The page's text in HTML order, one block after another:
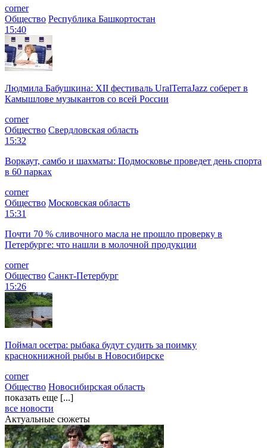
corner
Общество Республика Башкортостан
15:40
Людмила Бабушкина: XII фестиваль UralTerraJazz соберет в
Камышлове музыкантов со всей России
corner
Общество Свердловская область
15:32
Воркаут, самбо и шахматы: Подмосковье проведет день спорта
в 60 парках
corner
Общество Московская область
15:31
Почти 70 % сливочного масла не прошло проверку в
Петербурге: что нашли в молочной продукции
corner
Общество Санкт-Петербург
15:26
Поймал осетра: рыбака будут судить за поимку
краснокнижной рыбы в Новосибирске
corner
Общество Новосибирская область
показать еще [...]
все новости
Актуальные сюжеты